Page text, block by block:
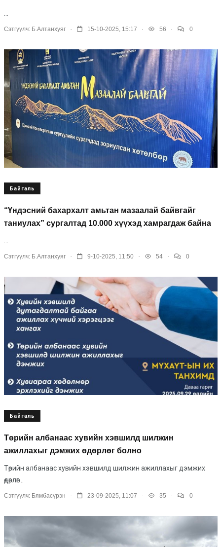
Сэтгүүлч: Б.Алтанхуяг . 15-10-2025, 15:17 . 56 . 0
Байгаль
“Үндэсний бахархалт амьтан мазаалай байвгайг
таниулах” сургалтад 10.000 хүүхэд хамрагдаж байна
Сэтгүүлч: Б.Алтанхуяг . 9-10-2025, 11:50 . 54 . 0
Байгаль
Төрийн албанаас хувийн хэвшилд шилжин
ажиллахыг дэмжих өдөрлөг болно
Төрийн албанаас хувийн хэвшилд шилжин ажиллахыг дэмжих
өдөрлөг...
Сэтгүүлч: Бямбасүрэн . 23-09-2025, 11:07 . 35 . 0